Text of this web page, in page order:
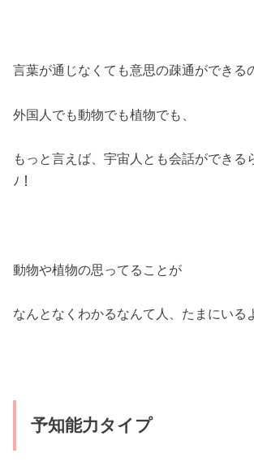
言葉が通じなくても意思の疎通ができる
外国人でも動物でも植物でも、
もっと言えば、宇宙人とも会話ができる
ﾉ！
動物や植物の思ってることが
なんとなくわかるなんて人、たまにいる
予知能力タイプ